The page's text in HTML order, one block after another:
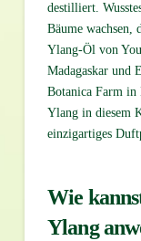
destilliert.
Bäume wachsen,
Ylang-Öl von
Madagaskar und
Botanica Farm in
Ylang in diesem
einzigartiges
Wie
Ylang